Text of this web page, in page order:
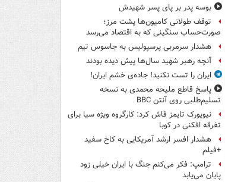
بوسه‌ پدر بر پای پسر شهیدش
توقف طولانی کامیون‌ها پشت مرز؛
صورت‌حساب سنگینی که به اقتصاد می‌رسد
هشدار سرمربی پرسپولیس به جاسوس تیم
آنچه رهبر شهید سال‌ها پیش دیده بودند
ایران را تست نکنید! جاده‌ی خشم ایران!
پاسخ قاطع ملیحه محمدی به نسخه
تسلیم‌طلبی روی آنتن BBC
نیویورک تایمز فاش کرد: کارگروه ویژه سیا برای
تفرقه افکنی در کوبا
هشدار افسر ارشد آمریکایی به کاخ سفید
+فیلم
ترامپ: فکر می‌کنم جنگ با ایران خیلی زود
پایان می‌یابد